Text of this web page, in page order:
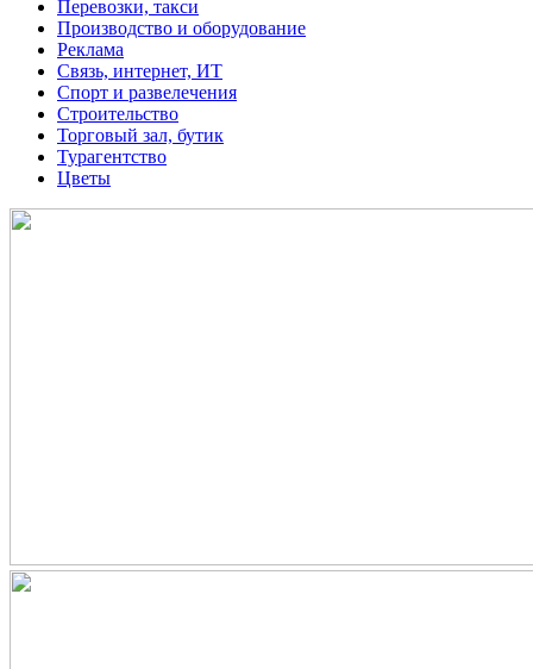
Перевозки, такси
Производство и оборудование
Реклама
Связь, интернет, ИТ
Спорт и развелечения
Строительство
Торговый зал, бутик
Турагентство
Цветы